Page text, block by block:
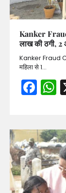
Kanker
लाख की ठगी, 2
Kanker Fraud
महिला से 1…